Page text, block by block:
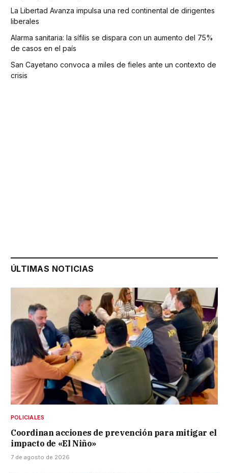
La Libertad Avanza impulsa una red continental de dirigentes
liberales
Alarma sanitaria: la sífilis se dispara con un aumento del 75%
de casos en el país
San Cayetano convoca a miles de fieles ante un contexto de
crisis
ÚLTIMAS NOTICIAS
POLICIALES
Coordinan acciones de prevención para mitigar el
impacto de «El Niño»
7 de agosto de 2026